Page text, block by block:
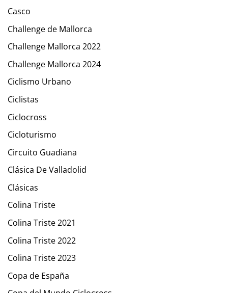
Casco
Challenge de Mallorca
Challenge Mallorca 2022
Challenge Mallorca 2024
Ciclismo Urbano
Ciclistas
Ciclocross
Cicloturismo
Circuito Guadiana
Clásica De Valladolid
Clásicas
Colina Triste
Colina Triste 2021
Colina Triste 2022
Colina Triste 2023
Copa de España